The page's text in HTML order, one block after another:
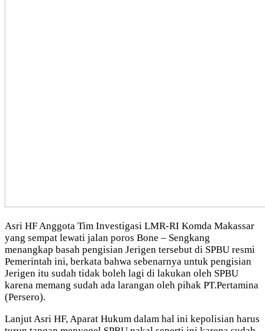
Asri HF Anggota Tim Investigasi LMR-RI Komda Makassar
yang sempat lewati jalan poros Bone – Sengkang
menangkap basah pengisian Jerigen tersebut di SPBU resmi
Pemerintah ini, berkata bahwa sebenarnya untuk pengisian
Jerigen itu sudah tidak boleh lagi di lakukan oleh SPBU
karena memang sudah ada larangan oleh pihak PT.Pertamina
(Persero).
Lanjut Asri HF, Aparat Hukum dalam hal ini kepolisian harus